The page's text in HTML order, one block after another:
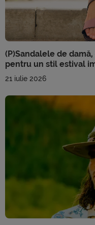
(P)Sandalele de
pentru un stil estival
21 iulie 2026